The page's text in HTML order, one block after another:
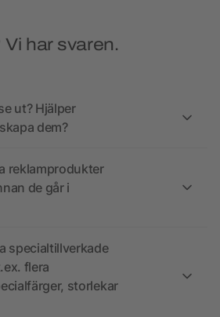
har svaren.
ut? Hjälper
dem?
reklamprodukter
de går i
specialtillverkade
flera
storlekar